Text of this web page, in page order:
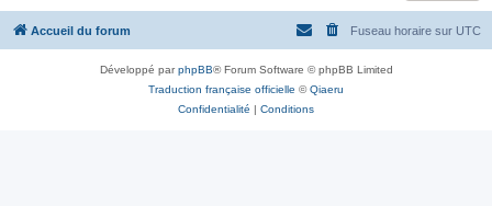
Accueil du forum Fuseau horaire sur UTC
Développé parphpBB® Forum Software © phpBB Limited
Traduction française officielle ©Qiaeru
Confidentialité | Conditions